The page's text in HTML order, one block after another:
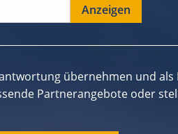
übernehmen und als
Partnerangebote oder